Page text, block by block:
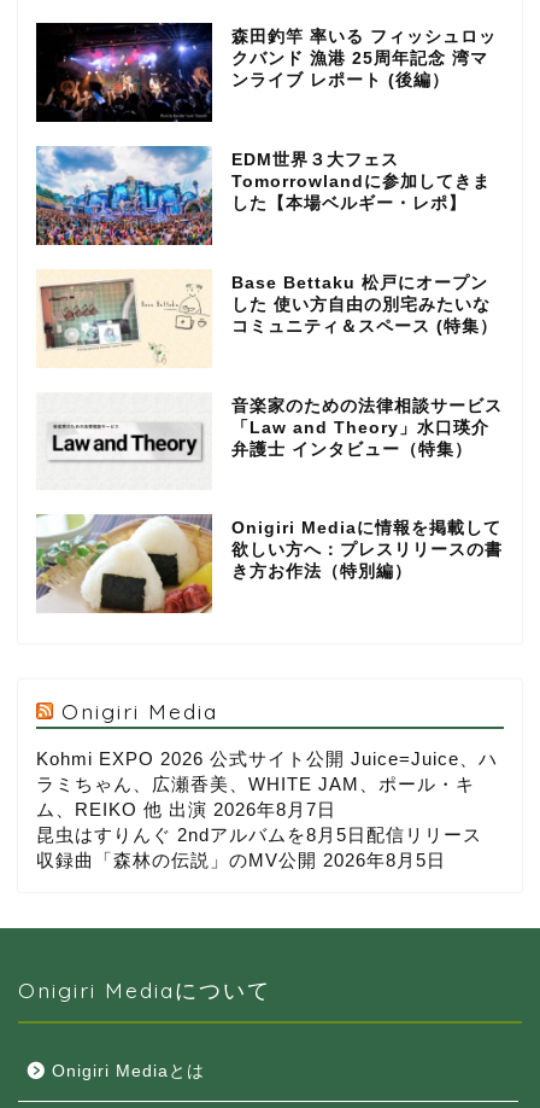
森田釣竿 率いる フィッシュロッ
クバンド 漁港 25周年記念 湾マ
ンライブ レポート (後編）
EDM世界３大フェス
Tomorrowlandに参加してきま
した【本場ベルギー・レポ】
Base Bettaku 松戸にオープン
した 使い方自由の別宅みたいな
コミュニティ＆スペース (特集）
音楽家のための法律相談サービス
「Law and Theory」水口瑛介
弁護士 インタビュー（特集）
Onigiri Mediaに情報を掲載して
欲しい方へ：プレスリリースの書
き方お作法（特別編）
Onigiri Media
Kohmi EXPO 2026 公式サイト公開 Juice=Juice、ハ
ラミちゃん、広瀬香美、WHITE JAM、ポール・キ
ム、REIKO 他 出演 2026年8月7日
昆虫はすりんぐ 2ndアルバムを8月5日配信リリース
収録曲「森林の伝説」のMV公開 2026年8月5日
Onigiri Mediaについて
Onigiri Mediaとは